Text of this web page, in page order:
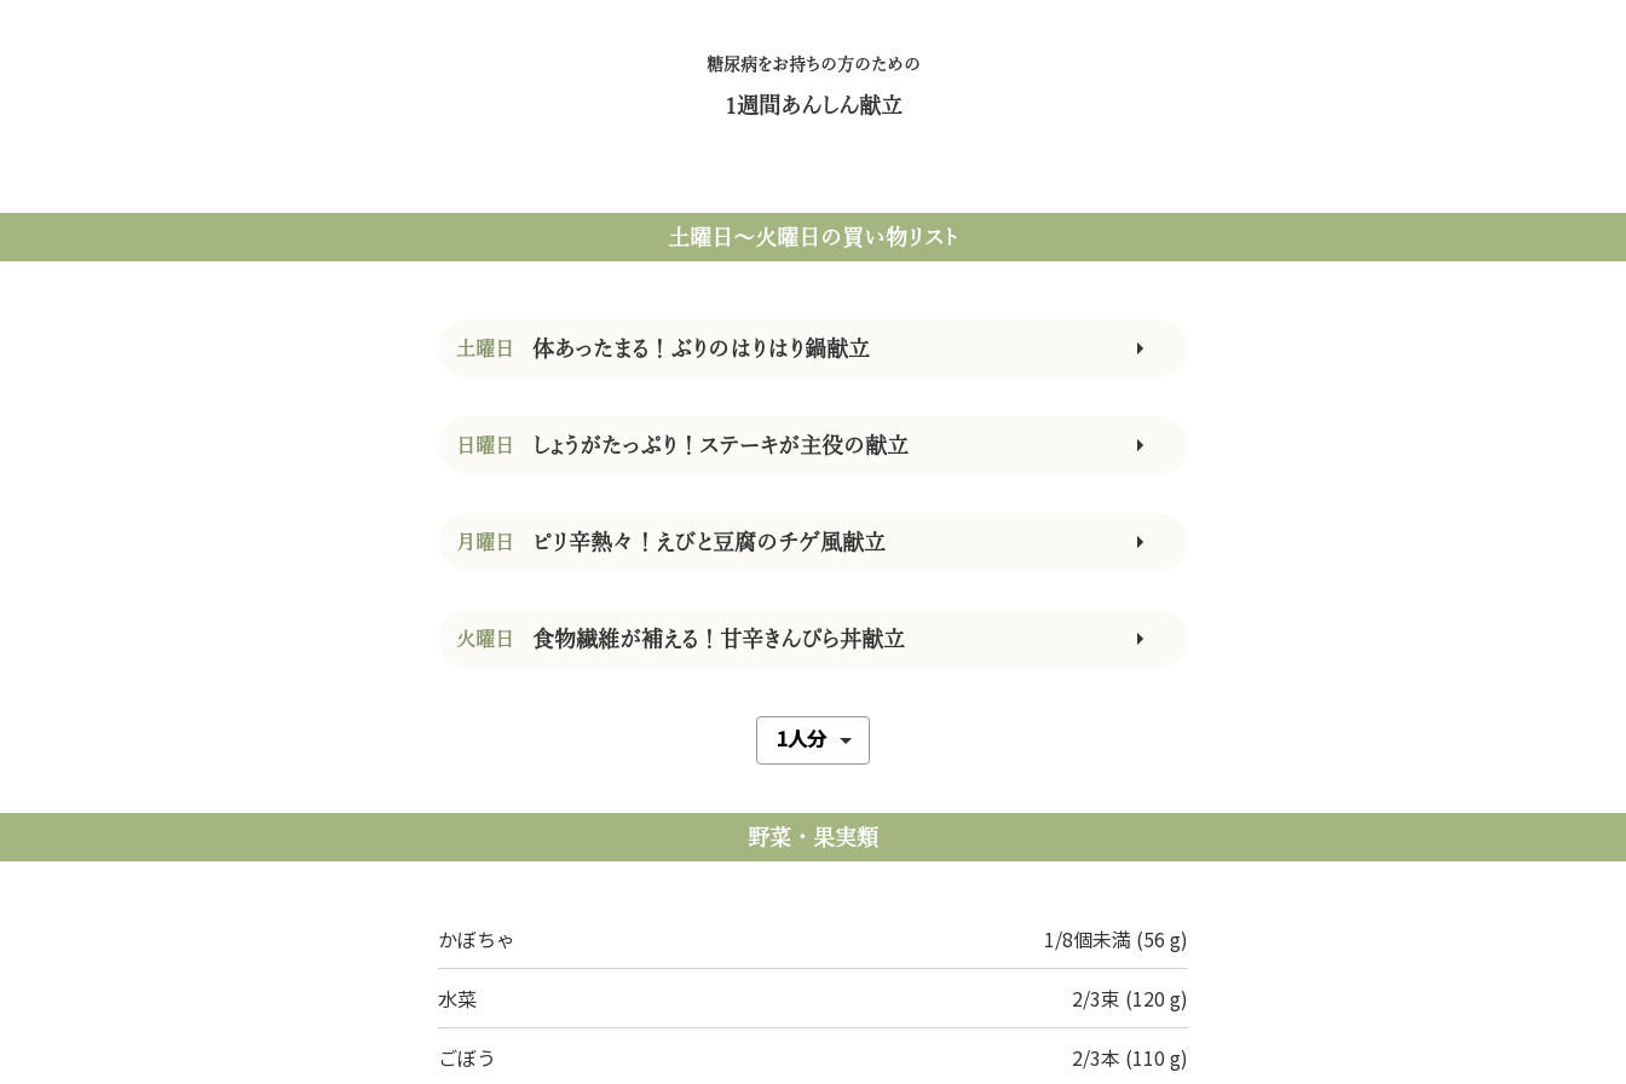
糖尿病をお持ちの方のための
1週間あんしん献立
土曜日〜火曜日 の買い物リスト
土曜日 体あったまる！ぶりのはりはり鍋献立
日曜日 しょうがたっぷり！ステーキが主役の献立
月曜日 ピリ辛熱々！えびと豆腐のチゲ風献立
火曜日 食物繊維が補える！甘辛きんぴら丼献立
野菜・果実類
かぼちゃ 1/8個未満 (56 g)
水菜 2/3束 (120 g)
ごぼう 2/3本 (110 g)